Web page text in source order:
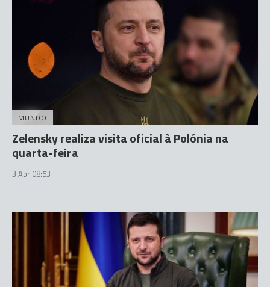
MUNDO
Zelensky realiza visita oficial à Polónia na
quarta-feira
3 Abr 08:53